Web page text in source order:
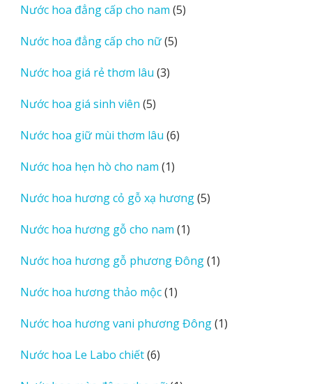
Nước hoa đẳng cấp cho nam 55
Nước hoa đẳng cấp cho nữ 55
Nước hoa giá rẻ thơm lâu 33
Nước hoa giá sinh viên 55
phẩm
Nước hoa giữ mùi thơm lâu 66
Nước hoa hẹn hò cho nam 11
phẩm
Nước hoa hương cỏ gỗ xạ hương 55
Nước hoa hương gỗ cho nam 11
phẩm
Nước hoa hương gỗ phương Đông 11
Nước hoa hương thảo mộc 11
phẩm
Nước hoa hương vani phương Đông 11
Nước hoa Le Labo chiết 66